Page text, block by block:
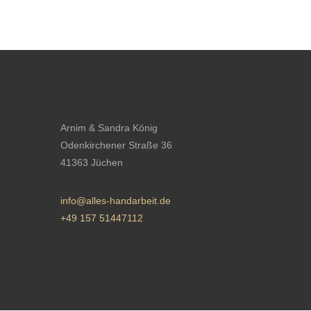
Arnim & Sandra König
Odenkirchener Straße 36
41363 Jüchen
info@alles-handarbeit.de
+49 157 51447112